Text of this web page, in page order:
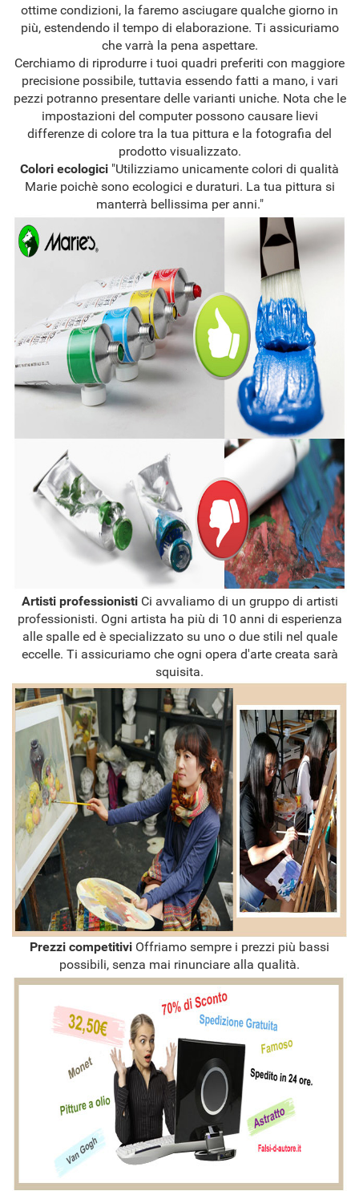
ottime condizioni, la faremo asciugare qualche giorno in
più, estendendo il tempo di elaborazione. Ti assicuriamo
che varrà la pena aspettare.
Cerchiamo di riprodurre i tuoi quadri preferiti con maggiore
precisione possibile, tuttavia essendo fatti a mano, i vari
pezzi potranno presentare delle varianti uniche. Nota che le
impostazioni del computer possono causare lievi
differenze di colore tra la tua pittura e la fotografia del
prodotto visualizzato.
Colori ecologici "Utilizziamo unicamente colori di qualità
Marie poichè sono ecologici e duraturi. La tua pittura si
manterrà bellissima per anni."
Artisti professionisti Ci avvaliamo di un gruppo di artisti
professionisti. Ogni artista ha più di 10 anni di esperienza
alle spalle ed è specializzato su uno o due stili nel quale
eccelle. Ti assicuriamo che ogni opera d'arte creata sarà
squisita.
Prezzi competitivi Offriamo sempre i prezzi più bassi
possibili, senza mai rinunciare alla qualità.